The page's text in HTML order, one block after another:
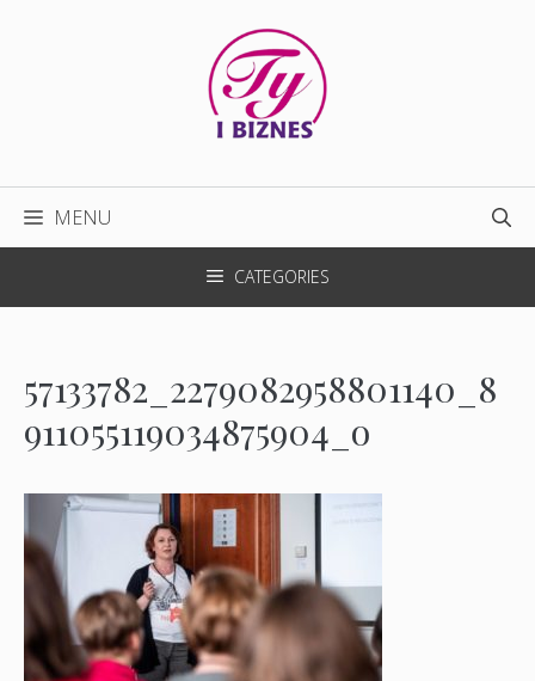
MENU
CATEGORIES
57133782_2279082958801140_8
911055119034875904_o